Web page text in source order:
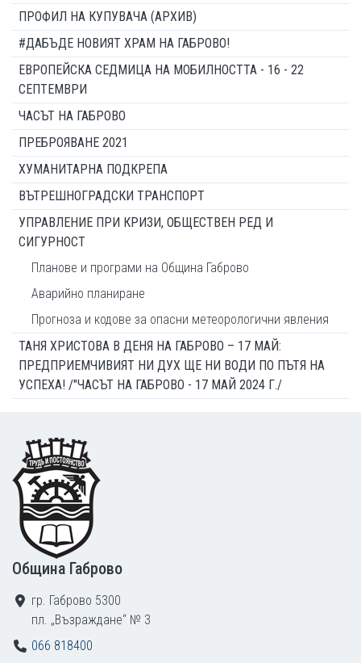
ПРОФИЛ НА КУПУВАЧА (АРХИВ)
#ДАБЪДЕ НОВИЯТ ХРАМ НА ГАБРОВО!
ЕВРОПЕЙСКА СЕДМИЦА НА МОБИЛНОСТТА - 16 - 22
СЕПТЕМВРИ
ЧАСЪТ НА ГАБРОВО
ПРЕБРОЯВАНЕ 2021
ХУМАНИТАРНА ПОДКРЕПА
ВЪТРЕШНОГРАДСКИ ТРАНСПОРТ
УПРАВЛЕНИЕ ПРИ КРИЗИ, ОБЩЕСТВЕН РЕД И
СИГУРНОСТ
Планове и програми на Община Габрово
Аварийно планиране
Прогноза и кодове за опасни метеорологични явления
ТАНЯ ХРИСТОВА В ДЕНЯ НА ГАБРОВО – 17 МАЙ:
ПРЕДПРИЕМЧИВИЯТ НИ ДУХ ЩЕ НИ ВОДИ ПО ПЪТЯ НА
УСПЕХА! /"ЧАСЪТ НА ГАБРОВО - 17 МАЙ 2024 Г./
Footer
Община Габрово
гр. Габрово 5300
пл. „Възраждане“ № 3
066 818400